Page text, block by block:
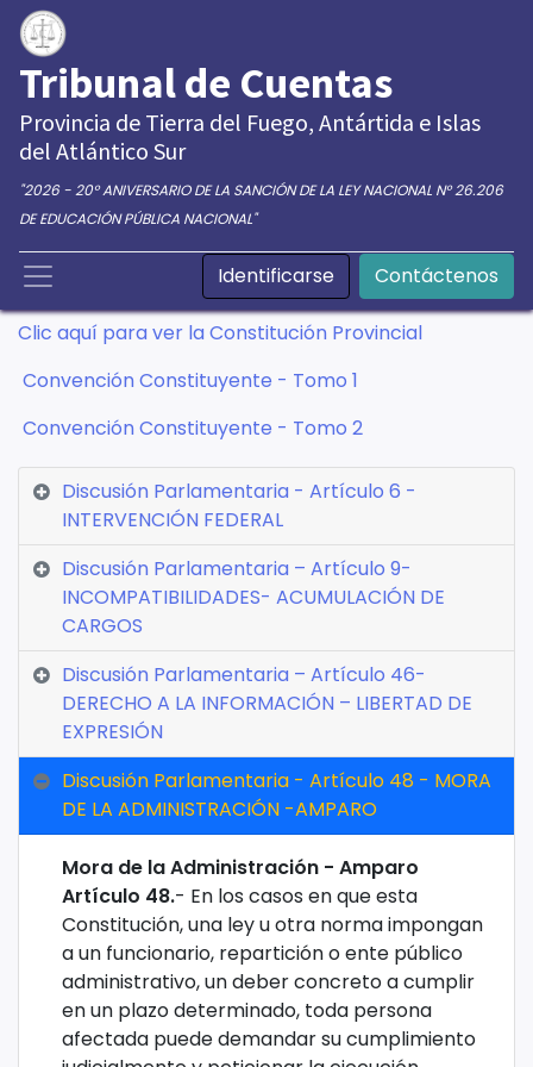
Tribunal de Cuentas
Provincia de Tierra del Fuego, Antártida e Islas
del Atlántico Sur
"2026 - 20° ANIVERSARIO DE LA SANCIÓN DE LA LEY NACIONAL N° 26.206
DE EDUCACIÓN PÚBLICA NACIONAL"
Identificarse Contáctenos
Clic aquí para ver la Constitución Provincial
Convención Constituyente - Tomo 1
Convención Constituyente - Tomo 2
Discusión Parlamentaria - Artículo 6 -
INTERVENCIÓN FEDERAL
Discusión Parlamentaria – Artículo 9-
INCOMPATIBILIDADES- ACUMULACIÓN DE
CARGOS
Discusión Parlamentaria – Artículo 46-
DERECHO A LA INFORMACIÓN – LIBERTAD DE
EXPRESIÓN
Discusión Parlamentaria - Artículo 48 - MORA
DE LA ADMINISTRACIÓN -AMPARO
Mora de la Administración - Amparo
Artículo 48.- En los casos en que esta
Constitución, una ley u otra norma impongan
a un funcionario, repartición o ente público
administrativo, un deber concreto a cumplir
en un plazo determinado, toda persona
afectada puede demandar su cumplimiento